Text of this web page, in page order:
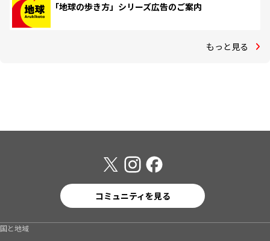
「地球の歩き方」シリーズ広告のご案内
もっと見る
コミュニティを見る
国と地域